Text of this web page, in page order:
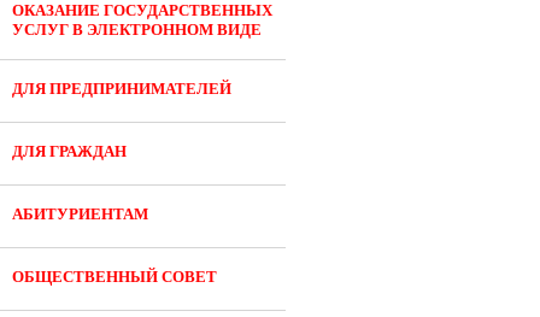
ОКАЗАНИЕ ГОСУДАРСТВЕННЫХ
УСЛУГ В ЭЛЕКТРОННОМ ВИДЕ
ДЛЯ ПРЕДПРИНИМАТЕЛЕЙ
ДЛЯ ГРАЖДАН
АБИТУРИЕНТАМ
ОБЩЕСТВЕННЫЙ СОВЕТ